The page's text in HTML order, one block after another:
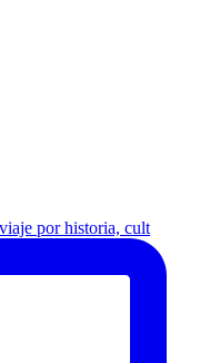
por historia, cult